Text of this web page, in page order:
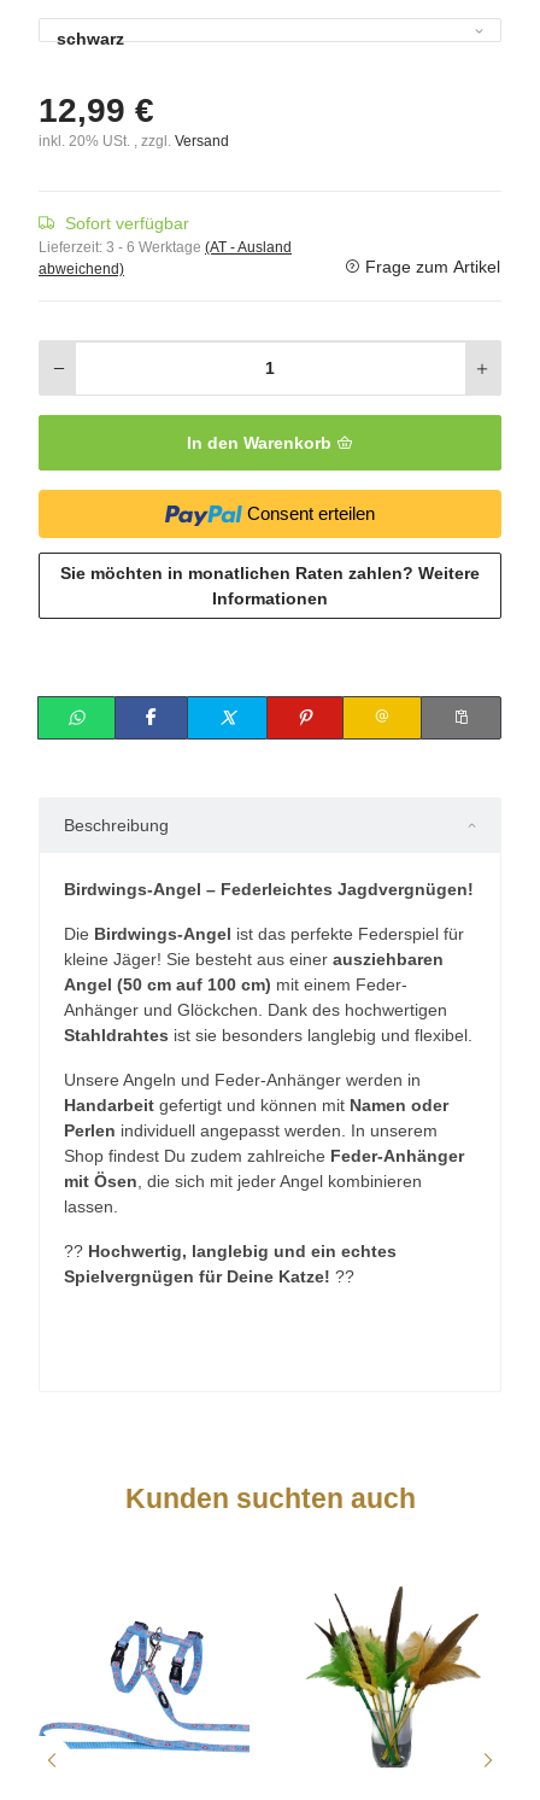
schwarz
12,99 €
inkl. 20% USt. , zzgl. Versand
Sofort verfügbar
Lieferzeit: 3 - 6 Werktage (AT - Ausland
abweichend)
Frage zum Artikel
In den Warenkorb
Consent erteilen
Sie möchten in monatlichen Raten zahlen? Weitere
Informationen
Beschreibung
Birdwings-Angel – Federleichtes Jagdvergnügen!
Die Birdwings-Angel ist das perfekte Federspiel für
kleine Jäger! Sie besteht aus einer ausziehbaren
Angel (50 cm auf 100 cm) mit einem Feder-
Anhänger und Glöckchen. Dank des hochwertigen
Stahldrahtes ist sie besonders langlebig und flexibel.
Unsere Angeln und Feder-Anhänger werden in
Handarbeit gefertigt und können mit Namen oder
Perlen individuell angepasst werden. In unserem
Shop findest Du zudem zahlreiche Feder-Anhänger
mit Ösen , die sich mit jeder Angel kombinieren
lassen.
?? Hochwertig, langlebig und ein echtes
Spielvergnügen für Deine Katze! ??
Kunden suchten auch